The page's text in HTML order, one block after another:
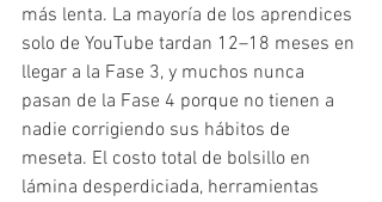
más lenta. La mayoría de los aprendices
solo de YouTube tardan 12–18 meses en
llegar a la Fase 3, y muchos nunca
pasan de la Fase 4 porque no tienen a
nadie corrigiendo sus hábitos de
meseta. El costo total de bolsillo en
lámina desperdiciada, herramientas